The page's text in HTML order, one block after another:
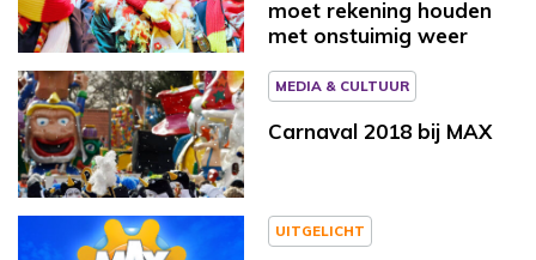
moet rekening houden
met onstuimig weer
MEDIA & CULTUUR
Carnaval 2018 bij MAX
UITGELICHT